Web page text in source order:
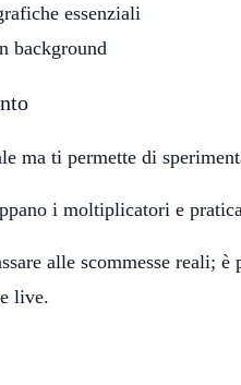
essenziali
background
ti permette di
i moltiplicatori e
alle scommesse reali;
live.